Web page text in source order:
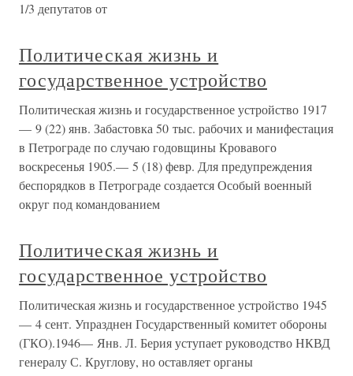
1/3 депутатов от
Политическая жизнь и
государственное устройство
Политическая жизнь и государственное устройство 1917
— 9 (22) янв. Забастовка 50 тыс. рабочих и манифестация
в Петрограде по случаю годовщины Кровавого
воскресенья 1905.— 5 (18) февр. Для предупреждения
беспорядков в Петрограде создается Особый военный
округ под командованием
Политическая жизнь и
государственное устройство
Политическая жизнь и государственное устройство 1945
— 4 сент. Упразднен Государственный комитет обороны
(ГКО).1946— Янв. Л. Берия уступает руководство НКВД
генералу С. Круглову, но оставляет органы